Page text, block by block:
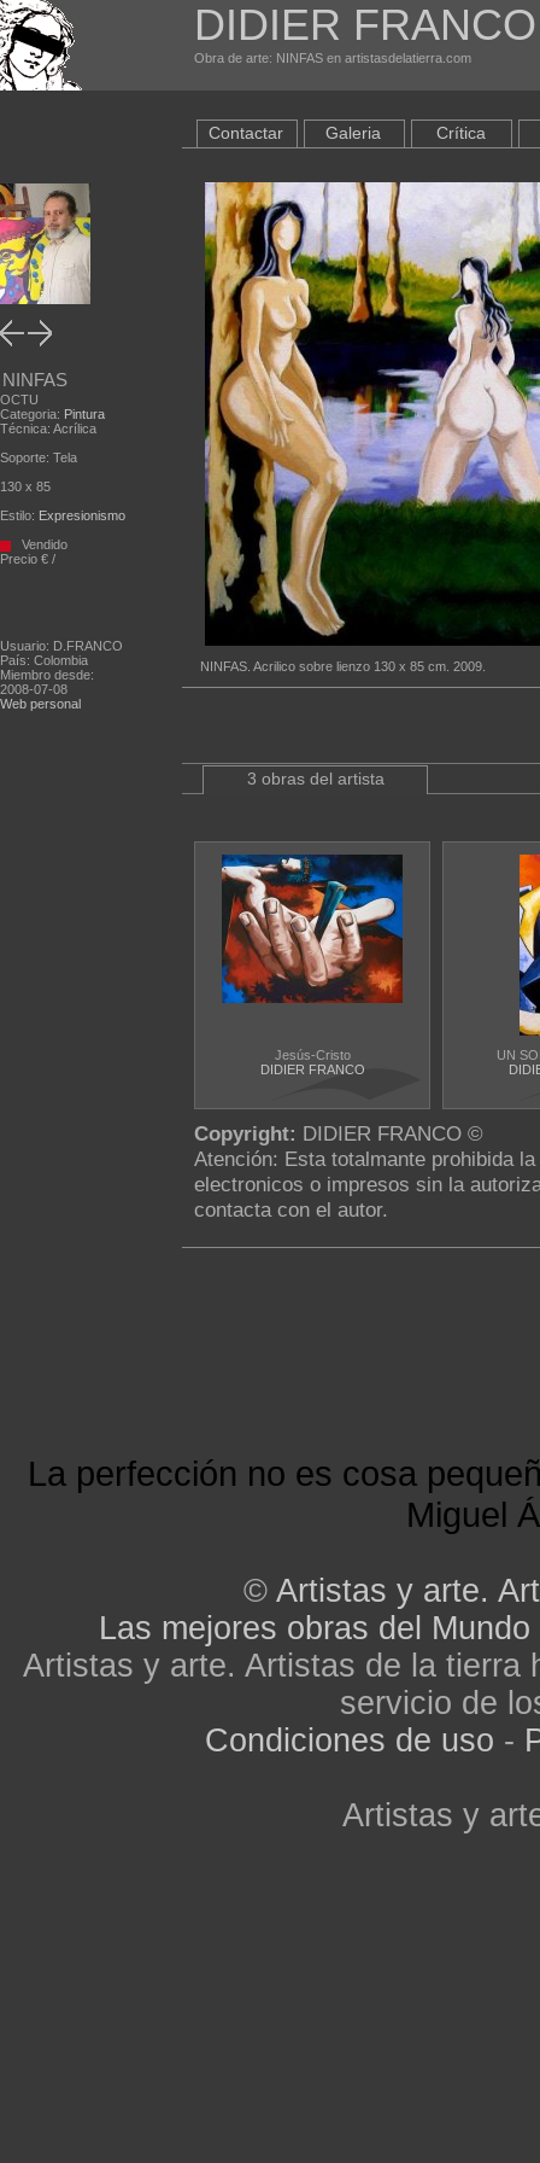
DIDIER FRANCO
Obra de arte: NINFAS en artistasdelatierra.com
NINFAS
OCTU
Categoria: Pintura
Técnica: Acrílica
Soporte: Tela
130 x 85
Estilo: Expresionismo
Vendido
Precio € /
Usuario: D.FRANCO
País: Colombia
Miembro desde:
2008-07-08
Web personal
Contactar Galeria Crítica
NINFAS. Acrilico sobre lienzo 130 x 85 cm. 2009.
3 obras del artista
Jesús-Cristo
DIDIER FRANCO
UN
Copyright: DIDIER FRANCO ©
Atención: Esta totalmante prohibida
electronicos o impresos sin la
contacta con el autor.
La perfección no es cosa
Miguel
© Artistas y arte.
Las mejores obras del Mundo
Artistas y arte. Artistas de la tierra
servicio de
Condiciones de uso -
Artistas y